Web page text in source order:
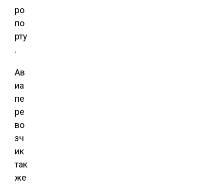
ро
по
рту
.
Ав
иа
пе
ре
во
зч
ик
так
же